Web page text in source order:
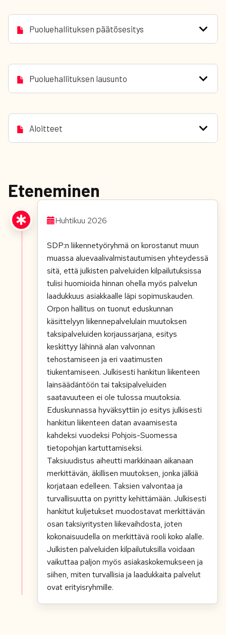
Puoluehallituksen päätösesitys
Puoluehallituksen lausunto
Aloitteet
Eteneminen
Huhtikuu 2026
SDP:n liikennetyöryhmä on korostanut muun
muassa aluevaalivalmistautumisen yhteydessä
sitä, että julkisten palveluiden kilpailutuksissa
tulisi huomioida hinnan ohella myös palvelun
laadukkuus asiakkaalle läpi sopimuskauden.
Orpon hallitus on tuonut eduskunnan
käsittelyyn liikennepalvelulain muutoksen
taksipalveluiden korjaussarjana, esitys
keskittyy lähinnä alan valvonnan
tehostamiseen ja eri vaatimusten
tiukentamiseen. Julkisesti hankitun liikenteen
lainsäädäntöön tai taksipalveluiden
saatavuuteen ei ole tulossa muutoksia.
Eduskunnassa hyväksyttiin jo esitys julkisesti
hankitun liikenteen datan avaamisesta
kahdeksi vuodeksi Pohjois-Suomessa
tietopohjan kartuttamiseksi.
Taksiuudistus aiheutti markkinaan aikanaan
merkittävän, äkillisen muutoksen, jonka jälkiä
korjataan edelleen. Taksien valvontaa ja
turvallisuutta on pyritty kehittämään. Julkisesti
hankitut kuljetukset muodostavat merkittävän
osan taksiyritysten liikevaihdosta, joten
kokonaisuudella on merkittävä rooli koko alalle.
Julkisten palveluiden kilpailutuksilla voidaan
vaikuttaa paljon myös asiakaskokemukseen ja
siihen, miten turvallisia ja laadukkaita palvelut
ovat erityisryhmille.